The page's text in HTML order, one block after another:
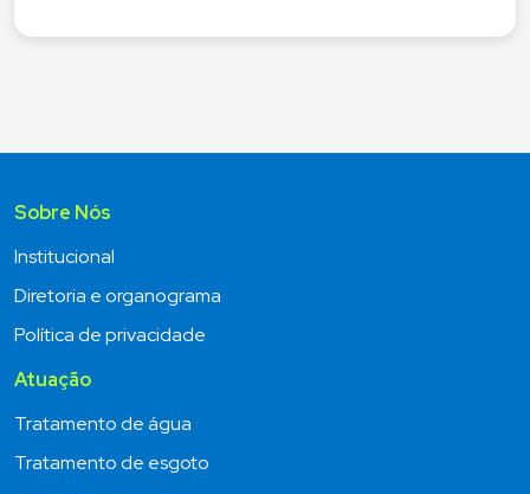
Sobre Nós
Institucional
Diretoria e organograma
Política de privacidade
Atuação
Tratamento de água
Tratamento de esgoto